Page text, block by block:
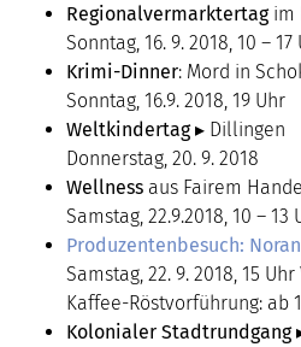
Regionalvermarktertagim
Sonntag, 16. 9. 2018, 10 –
Krimi-Dinner: Mord in
Sonntag, 16.9. 2018, 19 Uhr
Weltkindertag▸ Dillingen
Donnerstag, 20. 9. 2018
Wellness aus Fairem
Samstag, 22.9.2018, 10 – 13
Produzentenbesuch:
Samstag, 22. 9. 2018, 15
Kaffee-Röstvorführung: ab
Kolonialer Stadtrundgang